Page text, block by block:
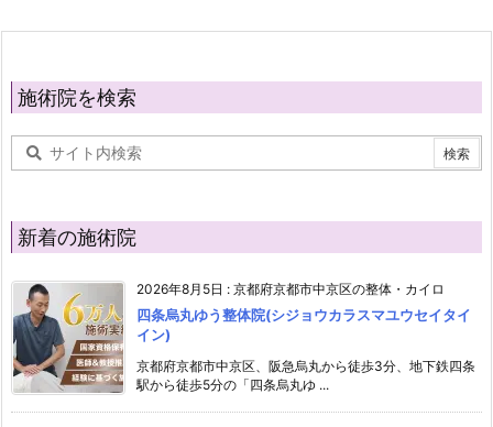
施術院を検索
新着の施術院
2026年8月5日 : 京都府京都市中京区の整体・カイロ
四条烏丸ゆう整体院(シジョウカラスマユウセイタイ
イン)
京都府京都市中京区、阪急烏丸から徒歩3分、地下鉄四条
駅から徒歩5分の「四条烏丸ゆ ...